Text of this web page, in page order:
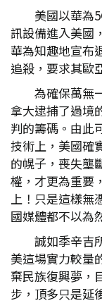
美國以華為
訊設備進入美國
華為知趣地宣布
追殺，要求其歐
為確保萬無
拿大逮捕了過境
判的籌碼。由此
技術上，美國確
的幌子，喪失壟
權，才更為重要
上！只是這樣無
國媒體都不以為
誠如季辛吉
美這場實力較量
棄民族復興夢，
步，頂多只是延